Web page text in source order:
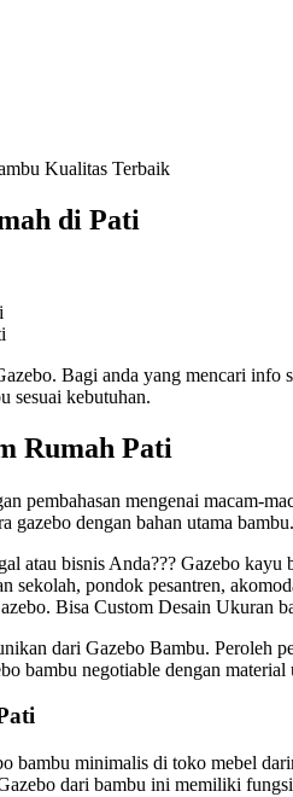
Kualitas Terbaik
di Pati
Bagi anda yang mencari
sesuai kebutuhan.
Rumah Pati
mengenai macam-
gazebo dengan bahan utama bambu.
atau bisnis Anda??? Gazebo
sekolah, pondok pesantren,
Bisa Custom Desain Ukuran
dari Gazebo Bambu. Peroleh
bambu negotiable dengan
bambu minimalis di toko mebel
dari bambu ini memiliki